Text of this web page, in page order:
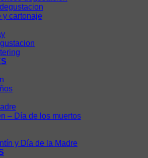
y cartonaje
– Día de los muertos
y Día de la Madre